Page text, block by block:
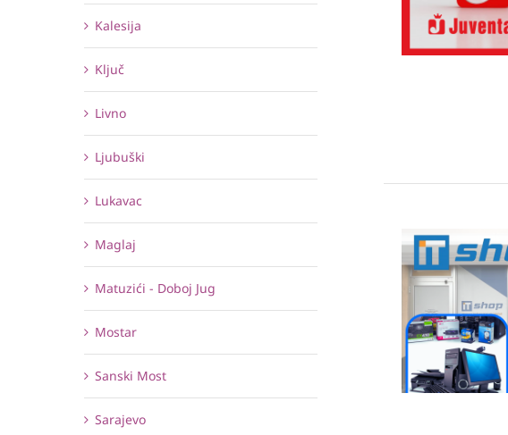
Kalesija
Ključ
Livno
Ljubuški
Lukavac
Maglaj
Matuzići - Doboj Jug
Mostar
Sanski Most
Sarajevo